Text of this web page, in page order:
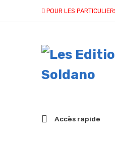
POUR LES
Accès rapide